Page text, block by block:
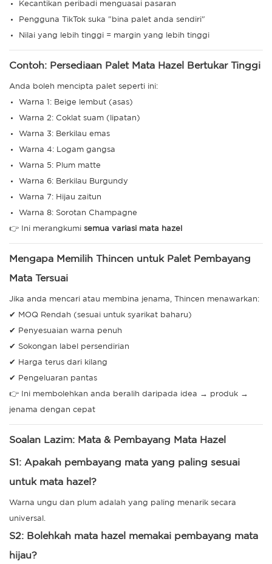
Kecantikan peribadi menguasai pasaran
Pengguna TikTok suka "bina palet anda sendiri"
Nilai yang lebih tinggi = margin yang lebih tinggi
Contoh: Persediaan Palet Mata Hazel Bertukar Tinggi
Anda boleh mencipta palet seperti ini:
Warna 1: Beige lembut (asas)
Warna 2: Coklat suam (lipatan)
Warna 3: Berkilau emas
Warna 4: Logam gangsa
Warna 5: Plum matte
Warna 6: Berkilau Burgundy
Warna 7: Hijau zaitun
Warna 8: Sorotan Champagne
👉 Ini merangkumi semua variasi mata hazel
Mengapa Memilih Thincen untuk Palet Pembayang
Mata Tersuai
Jika anda mencari atau membina jenama, Thincen menawarkan:
✔ MOQ Rendah (sesuai untuk syarikat baharu)
✔ Penyesuaian warna penuh
✔ Sokongan label persendirian
✔ Harga terus dari kilang
✔ Pengeluaran pantas
👉 Ini membolehkan anda beralih daripada idea → produk →
jenama dengan cepat
Soalan Lazim: Mata & Pembayang Mata Hazel
S1: Apakah pembayang mata yang paling sesuai
untuk mata hazel?
Warna ungu dan plum adalah yang paling menarik secara
universal.
S2: Bolehkah mata hazel memakai pembayang mata
hijau?